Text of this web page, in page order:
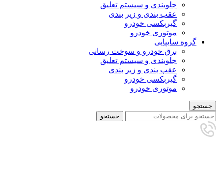
جلوبندی و سیستم تعلیق
عقب بندی و زیر بندی
گیربکسی خودرو
موتوری خودرو
گروه سایپایی
برق خودرو و سوخت رسانی
جلوبندی و سیستم تعلیق
عقب بندی و زیر بندی
گیربکسی خودرو
موتوری خودرو
جستجو
جستجو